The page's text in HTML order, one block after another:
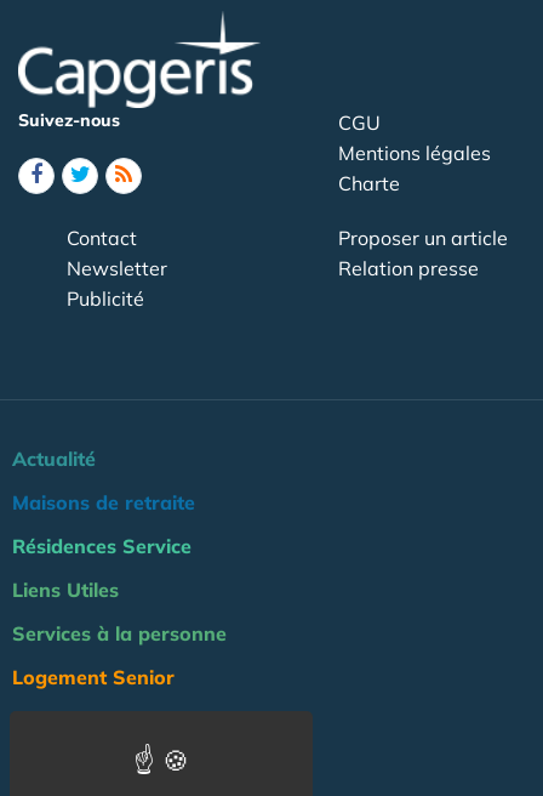
Suivez-nous
CGU
Mentions légales
Charte
Contact
Newsletter
Publicité
Proposer un article
Relation presse
Actualité
Maisons de retraite
Résidences Service
Liens Utiles
Services à la personne
Logement Senior
Emploi & formation